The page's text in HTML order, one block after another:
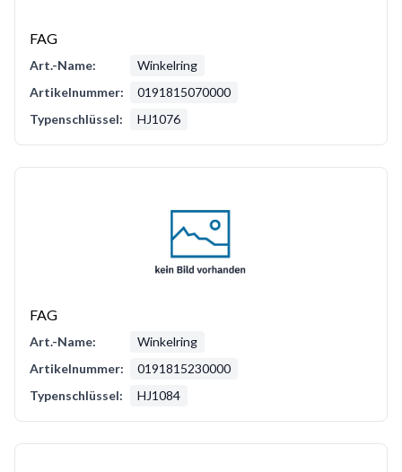
FAG
Art.-Name:
Winkelring
Artikelnummer:
0191815070000
Typenschlüssel:
HJ1076
FAG
Art.-Name:
Winkelring
Artikelnummer:
0191815230000
Typenschlüssel:
HJ1084